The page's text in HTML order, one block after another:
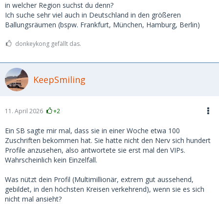
in welcher Region suchst du denn?
Ich suche sehr viel auch in Deutschland in den größeren
Ballungsräumen (bspw. Frankfurt, München, Hamburg, Berlin)
donkeykong gefällt das.
KeepSmiling
11. April 2026 +2
Ein SB sagte mir mal, dass sie in einer Woche etwa 100
Zuschriften bekommen hat. Sie hatte nicht den Nerv sich hundert
Profile anzusehen, also antwortete sie erst mal den VIPs.
Wahrscheinlich kein Einzelfall.
Was nützt dein Profil (Multimillionär, extrem gut aussehend,
gebildet, in den höchsten Kreisen verkehrend), wenn sie es sich
nicht mal ansieht?